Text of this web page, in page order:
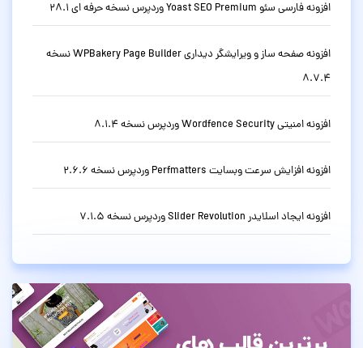
افزونه فارسی سئو Yoast SEO Premium وردپرس نسخه حرفه ای 28.1
افزونه صفحه ساز و ویرایشگر دیداری WPBakery Page Builder نسخه
8.7.4
افزونه امنیتی Wordfence Security وردپرس نسخه 8.1.4
افزونه افزایش سرعت وبسایت Perfmatters وردپرس نسخه 2.6.6
افزونه ایجاد اسلایدر Slider Revolution وردپرس نسخه 7.1.5